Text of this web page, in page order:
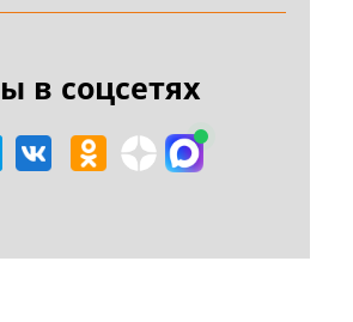
в соцсетях